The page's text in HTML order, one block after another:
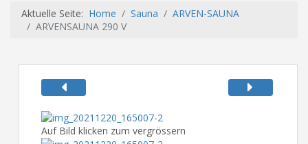
Aktuelle Seite: Home Sauna
ARVEN-SAUNA
ARVENSAUNA 290 V
Auf Bild klicken zum vergrössern